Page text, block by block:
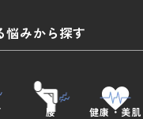
悩みから探す
腰 健康・美肌